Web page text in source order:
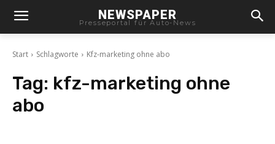
NEWSPAPER
Presseportal für Auto-News
Start Schlagworte Kfz-marketing ohne abo
Tag: kfz-marketing ohne
abo